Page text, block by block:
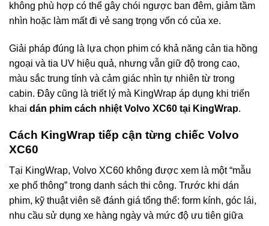
không phù hợp có thể gây chói ngược ban đêm, giảm tầm
nhìn hoặc làm mất đi vẻ sang trọng vốn có của xe.
Giải pháp đúng là lựa chọn phim có khả năng cản tia hồng
ngoại và tia UV hiệu quả, nhưng vẫn giữ độ trong cao,
màu sắc trung tính và cảm giác nhìn tự nhiên từ trong
cabin. Đây cũng là triết lý mà KingWrap áp dụng khi triển
khai dán phim cách nhiệt Volvo XC60 tại KingWrap.
Cách KingWrap tiếp cận từng chiếc Volvo
XC60
Tại KingWrap, Volvo XC60 không được xem là một “mẫu
xe phổ thông” trong danh sách thi công. Trước khi dán
phim, kỹ thuật viên sẽ đánh giá tổng thể: form kính, góc lái,
nhu cầu sử dụng xe hàng ngày và mức độ ưu tiên giữa